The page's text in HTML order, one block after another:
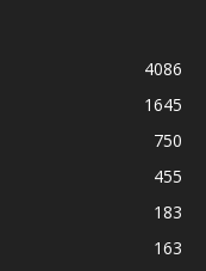
4086
1645
750
455
183
163